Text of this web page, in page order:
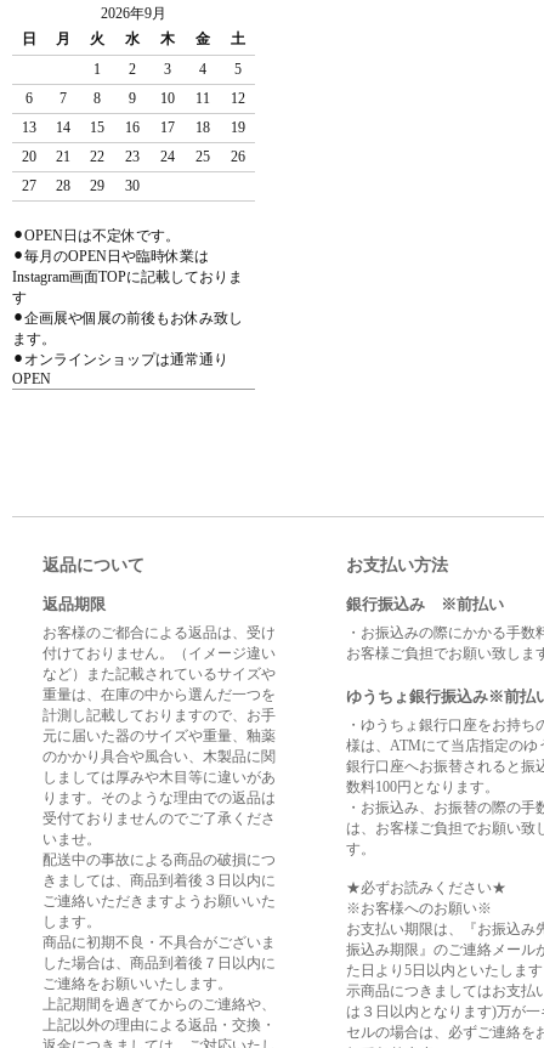
2026年9月
日
月 火 水 木 金
土
1
2 3 4
5
6
7 8 9 10 11
12
13
14 15 16 17 18
19
20
21 22 23 24 25
26
27
28 29 30
⚫︎OPEN日は不定休です。
⚫︎毎月のOPEN日や臨時休業は
Instagram画面TOPに記載しておりま
す
⚫︎企画展や個展の前後もお休み致し
ます。
⚫︎オンラインショップは通常通り
OPEN
返品について
返品期限
お客様のご都合による返品は、受け
付けておりません。（イメージ違い
など）また記載されているサイズや
重量は、在庫の中から選んだ一つを
計測し記載しておりますので、お手
元に届いた器のサイズや重量、釉薬
のかかり具合や風合い、木製品に関
しましては厚みや木目等に違いがあ
ります。そのような理由での返品は
受付ておりませんのでご了承くださ
いませ。
配送中の事故による商品の破損につ
きましては、商品到着後３日以内に
ご連絡いただきますようお願いいた
します。
商品に初期不良・不具合がございま
した場合は、商品到着後７日以内に
ご連絡をお願いいたします。
上記期間を過ぎてからのご連絡や、
上記以外の理由による返品・交換・
お支払い方法
銀行振込み ※前払い
・お振込みの際にかかる手数
お客様ご負担でお願い致しま
ゆうちょ銀行振込み※前払
・ゆうちょ銀行口座をお持ち
様は、ATMにて当店指定のゆ
銀行口座へお振替されると振
数料100円となります。
・お振込み、お振替の際の手
は、お客様ご負担でお願い致
す。
★必ずお読みください★
※お客様へのお願い※
お支払い期限は、『お振込み
振込み期限』のご連絡メール
た日より5日以内といたしま
示商品につきましてはお支払
は３日以内となります)万が一
セルの場合は、必ずご連絡を